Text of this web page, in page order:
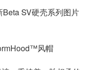
风帽